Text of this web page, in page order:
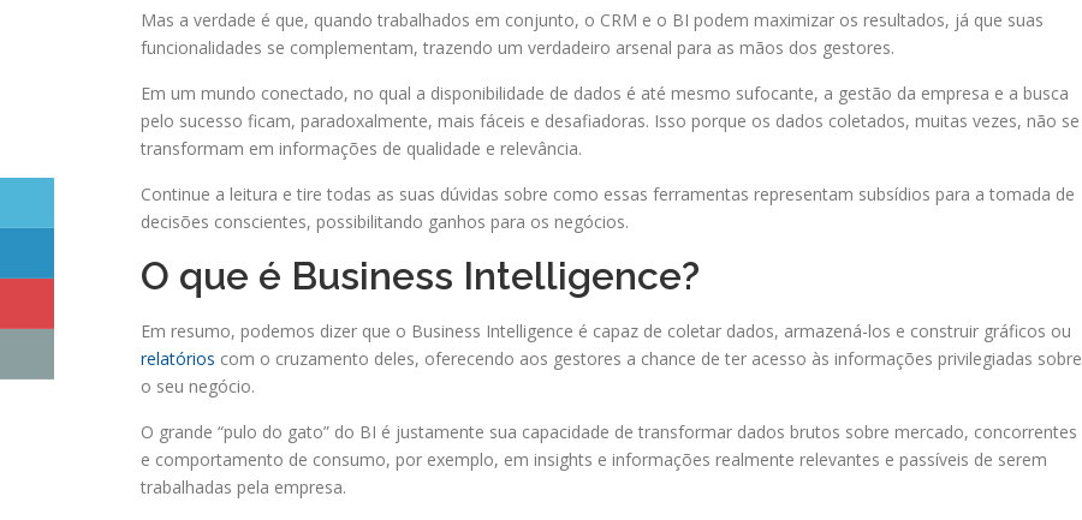
Mas a verdade é que, quando trabalhados em conjunto, o CRM e o BI podem maximizar os resultados, já que suas
funcionalidades se complementam, trazendo um verdadeiro arsenal para as mãos dos gestores.
Em um mundo conectado, no qual a disponibilidade de dados é até mesmo sufocante, a gestão da empresa e a busca
pelo sucesso ficam, paradoxalmente, mais fáceis e desafiadoras. Isso porque os dados coletados, muitas vezes, não se
transformam em informações de qualidade e relevância.
Continue a leitura e tire todas as suas dúvidas sobre como essas ferramentas representam subsídios para a tomada de
decisões conscientes, possibilitando ganhos para os negócios.
O que é Business Intelligence?
Em resumo, podemos dizer que o Business Intelligence é capaz de coletar dados, armazená-los e construir gráficos ou
relatórios com o cruzamento deles, oferecendo aos gestores a chance de ter acesso às informações privilegiadas sobre
o seu negócio.
O grande “pulo do gato” do BI é justamente sua capacidade de transformar dados brutos sobre mercado, concorrentes
e comportamento de consumo, por exemplo, em insights e informações realmente relevantes e passíveis de serem
trabalhadas pela empresa.